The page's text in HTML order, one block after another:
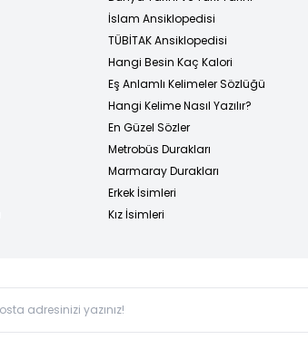
İslam Ansiklopedisi
TÜBİTAK Ansiklopedisi
Hangi Besin Kaç Kalori
Eş Anlamlı Kelimeler Sözlüğü
Hangi Kelime Nasıl Yazılır?
En Güzel Sözler
Metrobüs Durakları
Marmaray Durakları
Erkek İsimleri
Kız İsimleri